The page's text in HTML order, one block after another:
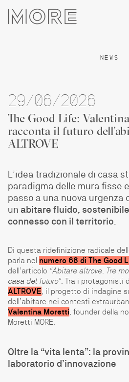
skip
navigation
NEWS
29/06/2026
The Good Life:
racconta il futuro
ALTROVE
L’idea tradizionale di casa
paradigma delle mura fisse
passo a una nuova urgenza
un abitare fluido,
connesso con il territorio
Di questa ridefinizione radicale
parla nel numero 68 di The Good
dell’articolo “Abitare altrove. Tre
casa del futuro”. Tra i protagonisti
ALTROVE, il progetto di indagine
dell’abitare nei contesti
Valentina Moretti, founder della
Moretti MORE.
Oltre la “vita lenta”: la
laboratorio d’innovazione